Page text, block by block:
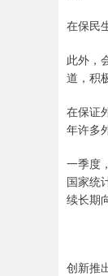
在保民
此外，
道，积
在保证
年许多
一季度
国家统
续长期
创新推